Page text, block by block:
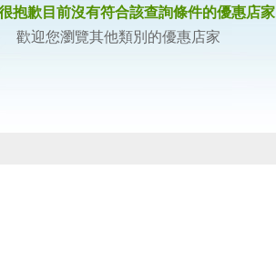
抱歉目前沒有符合該查詢條件的優惠店家
歡迎您瀏覽其他類別的優惠店家